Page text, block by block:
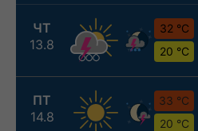
ЧТ
13.8
32 °C
20 °C
ПТ
14.8
33 °C
20 °C